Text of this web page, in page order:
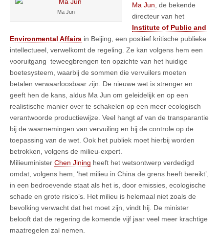
Ma Jun
Ma Jun , de bekende
directeur van het
Institute of Public and
Environmental Affairs in Beijing, een positief kritische publieke
intellectueel, verwelkomt de regeling. Ze kan volgens hem een
vooruitgang teweegbrengen ten opzichte van het huidige
boetesysteem, waarbij de sommen die vervuilers moeten
betalen verwaarloosbaar zijn. De nieuwe wet is strenger en
geeft hen de kans, aldus Ma Jun om geleidelijk en op een
realistische manier over te schakelen op een meer ecologisch
verantwoorde productiewijze. Veel hangt af van de transparantie
bij de waarnemingen van vervuiling en bij de controle op de
toepassing van de wet. Ook het publiek moet hierbij worden
betrokken, volgens de milieu-expert.
Milieuminister Chen Jining heeft het wetsontwerp verdedigd
omdat, volgens hem, ‘het milieu in China de grens heeft bereikt’,
in een bedroevende staat als het is, door emissies, ecologische
schade en grote risico’s. Het milieu is helemaal niet zoals de
bevolking verwacht dat het moet zijn, vindt hij. De minister
belooft dat de regering de komende vijf jaar veel meer krachtige
maatregelen zal nemen.